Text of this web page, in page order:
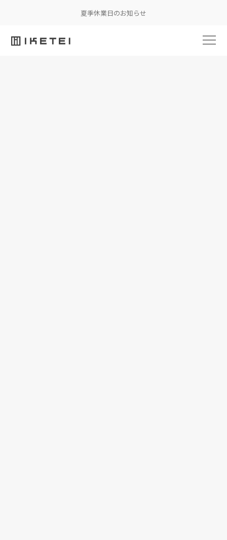
夏季休業日のお知らせ